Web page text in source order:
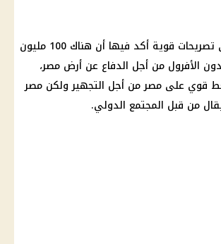
صرح أحمد موسى تصريحات قوية أكد فيها أن هناك 100 مليون
الأفرول من أجل الدفاع عن أرض مصر،
قوي على مصر من أجل التجهير ولكن مصر
من قبل المجتمع الدولي.